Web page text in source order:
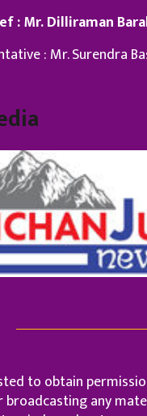
: Mr. Dilliraman
: Mr. Surendra
to obtain
broadcasting any